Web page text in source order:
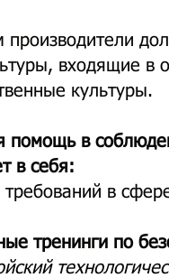
входящие в
культуры.
помощь в
в себя:
в
тренинги по